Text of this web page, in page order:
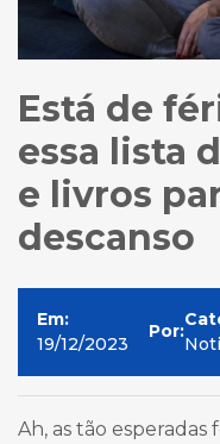
Está de
essa lista
e livros
descanso
Em:
19/12/2023
Por:
Ah, as tão esperadas